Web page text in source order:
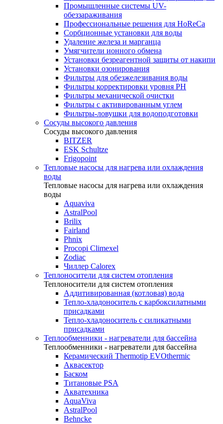
Промышленные системы UV-
обеззараживания
Профессиональные решения для HoReCa
Сорбционные установки для воды
Удаление железа и марганца
Умягчители ионного обмена
Установки безреагентной защиты от накипи
Установки озонирования
Фильтры для обезжелезивания воды
Фильтры корректировки уровня PH
Фильтры механической очистки
Фильтры с активированным углем
Фильтры-ловушки для водоподготовки
Сосуды высокого давления
Сосуды высокого давления
BITZER
ESK Schultze
Frigopoint
Тепловые насосы для нагрева или охлаждения
воды
Тепловые насосы для нагрева или охлаждения
воды
Aquaviva
AstralPool
Brilix
Fairland
Phnix
Procopi Climexel
Zodiac
Чиллер Calorex
Теплоносители для систем отопления
Теплоносители для систем отопления
Аддитивированная (котловая) вода
Тепло-хладоноситель с карбоксилатными
присадками
Тепло-хладоноситель с силикатными
присадками
Теплообменники - нагреватели для бассейна
Теплообменники - нагреватели для бассейна
Керамический Thermotip EVOthermic
Аквасектор
Баском
Титановые PSA
Акватехника
AquaViva
AstralPool
Behncke